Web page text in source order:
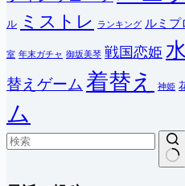
ル ミストレ ランキング ルミプ
室 年末ガチャ 御坂美琴 戦国恋姫
替えゲーム 着替え 神姫
ム